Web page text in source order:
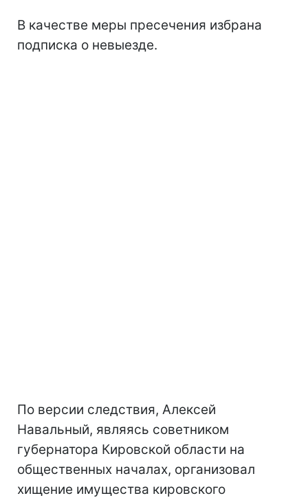
В качестве меры пресечения избрана
подписка о невыезде.
По версии следствия, Алексей
Навальный, являясь советником
губернатора Кировской области на
общественных началах, организовал
хищение имущества кировского